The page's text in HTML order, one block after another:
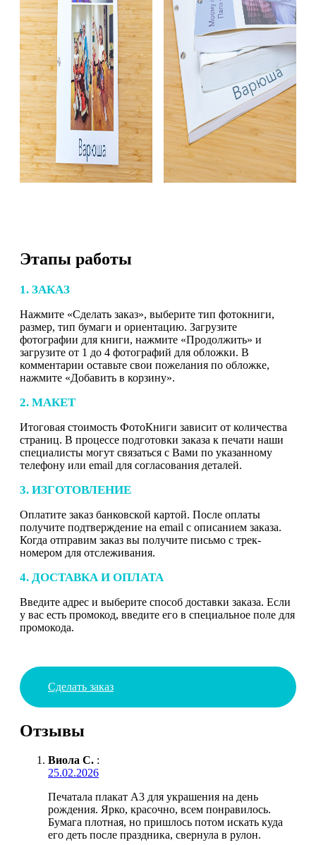
Этапы работы
1. ЗАКАЗ
Нажмите «Сделать заказ», выберите тип фотокниги,
размер, тип бумаги и ориентацию. Загрузите
фотографии для книги, нажмите «Продолжить» и
загрузите от 1 до 4 фотографий для обложки. В
комментарии оставьте свои пожелания по обложке,
нажмите «Добавить в корзину».
2. МАКЕТ
Итоговая стоимость ФотоКниги зависит от количества
страниц. В процессе подготовки заказа к печати наши
специалисты могут связаться с Вами по указанному
телефону или email для согласования деталей.
3. ИЗГОТОВЛЕНИЕ
Оплатите заказ банковской картой. После оплаты
получите подтверждение на email с описанием заказа.
Когда отправим заказ вы получите письмо с трек-
номером для отслеживания.
4. ДОСТАВКА И ОПЛАТА
Введите адрес и выберите способ доставки заказа. Если
у вас есть промокод, введите его в специальное поле для
промокода.
Сделать заказ
Отзывы
Виола С. :
25.02.2026
Печатала плакат А3 для украшения на день
рождения. Ярко, красочно, всем понравилось.
Бумага плотная, но пришлось потом искать куда
его деть после праздника, свернула в рулон.